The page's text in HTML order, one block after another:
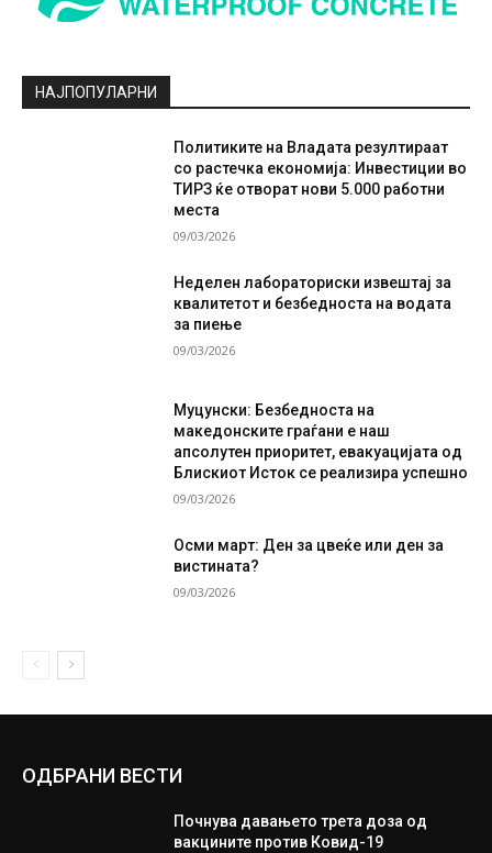
НАЈПОПУЛАРНИ
Политиките на Владата резултираат
со растечка економија: Инвестиции во
ТИРЗ ќе отворат нови 5.000 работни
места
09/03/2026
Неделен лабораториски извештај за
квалитетот и безбедноста на водата
за пиење
09/03/2026
Муцунски: Безбедноста на
македонските граѓани е наш
апсолутен приоритет, евакуацијата од
Блискиот Исток се реализира успешно
09/03/2026
Осми март: Ден за цвеќе или ден за
вистината?
09/03/2026
ОДБРАНИ ВЕСТИ
Почнува давањето трета доза од
вакцините против Ковид-19